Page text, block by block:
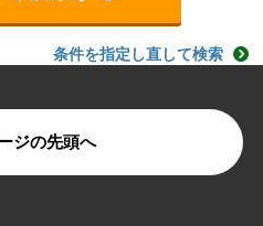
条件を指定し直して検索
ジの先頭へ